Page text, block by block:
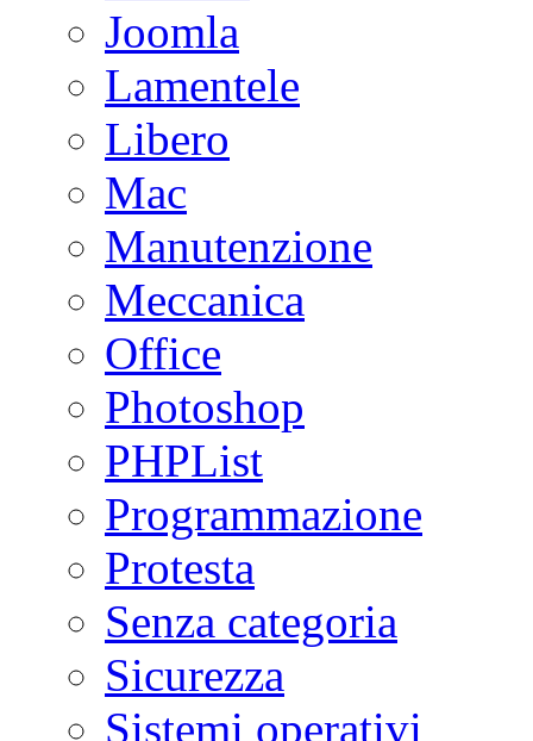
Joomla
Lamentele
Libero
Mac
Manutenzione
Meccanica
Office
Photoshop
PHPList
Programmazione
Protesta
Senza categoria
Sicurezza
Sistemi operativi